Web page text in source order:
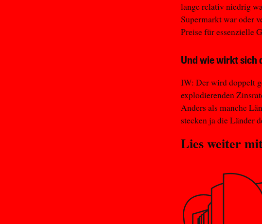
lange relativ niedrig
Supermarkt war oder
Preise für essenzielle
Und wie wirkt sich
IW: Der wird doppelt
explodierenden
Anders als manche
stecken ja die Länder
Lies weiter